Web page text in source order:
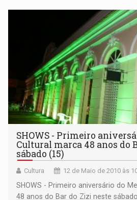
SHOWS - Primeiro
Cultural marca 48 anos do
sábado (15)
Cultura 12 de Maio de 2010 às
SHOWS - Primeiro aniversário do
48 anos do Bar do Zizi neste